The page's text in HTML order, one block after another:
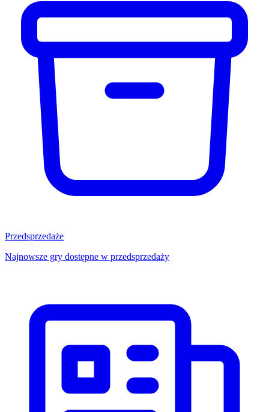
Przedsprzedaże
Najnowsze gry dostępne w przedsprzedaży